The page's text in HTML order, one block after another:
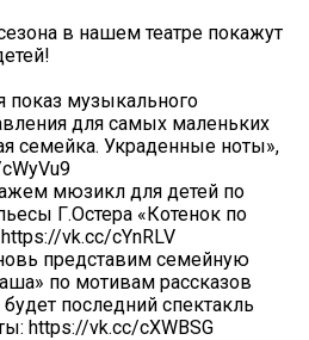
в нашем театре покажут
показ музыкального
для самых маленьких
семейка. Украденные ноты»,
мюзикл для детей по
Г.Остера «Котенок по
vk.cc/cYnRLV
представим семейную
по мотивам рассказов
последний спектакль
https://vk.cc/cXWBSG